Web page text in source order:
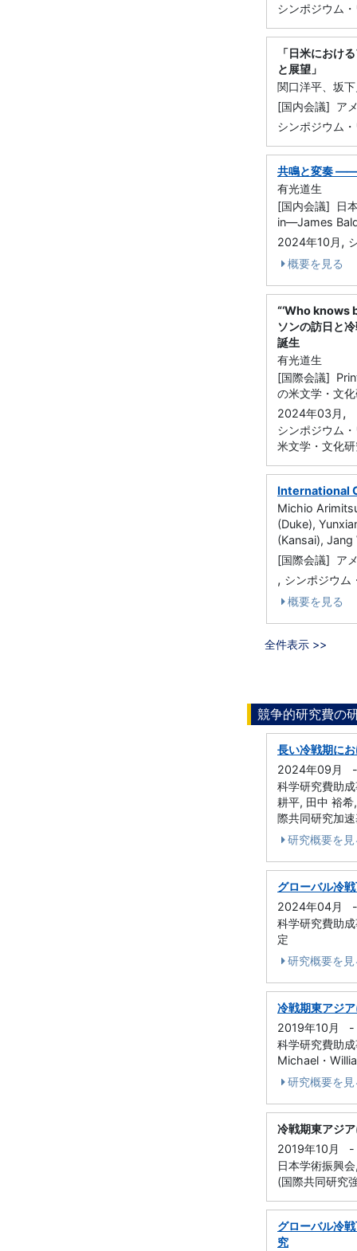
シンポジウム
「日米におけ
と展望」
関口洋平、坂
[国内会議] ア
シンポジウム
共鳴と変奏
有光道生
[国内会議] 日
in―James
2024年10月 ,
概要を見る
“‘Who
ソンの訪日と
誕生
有光道生
[国際会議]
の米文学・文
2024年03月 ,
シンポジウム
米文学・文化
International
Michio
(Duke),
(Kansai),
[国際会議] ア
, シンポジウム
概要を見る
全件表示 >>
競争的研究費の
長い冷戦期に
2024年09月
-
科学研究費助
耕平, 田中 裕
際共同研究加
研究概要を見
グローバル冷
2024年04月
-
科学研究費助
定
研究概要を見
冷戦期東アジ
2019年10月
-
科学研究費助
Michael・
研究概要を見
冷戦期東アジ
2019年10月
-
日本学術振興
(国際共同研究
グローバル冷
究